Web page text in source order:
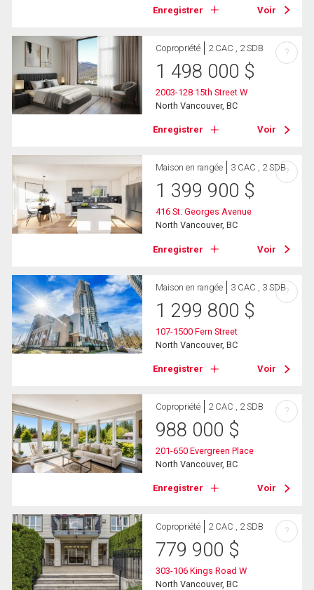
Enregistrer Voir
Copropriété 2 CAC , 2 SDB
1 498 000 $
2003-128 15th Street W
North Vancouver, BC
Enregistrer Voir
?
Maison en rangée 3 CAC , 2 SDB
1 399 900 $
416 St. Georges Avenue
North Vancouver, BC
Enregistrer Voir
?
Maison en rangée 3 CAC , 3 SDB
1 299 800 $
107-1500 Fern Street
North Vancouver, BC
Enregistrer Voir
?
Copropriété 2 CAC , 2 SDB
988 000 $
201-650 Evergreen Place
North Vancouver, BC
Enregistrer Voir
?
Copropriété 2 CAC , 2 SDB
779 900 $
303-106 Kings Road W
North Vancouver, BC
?